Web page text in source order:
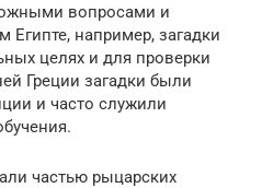
вопросами и
например, загадки
целях и для проверки
Греции загадки были
и часто служили
частью рыцарских